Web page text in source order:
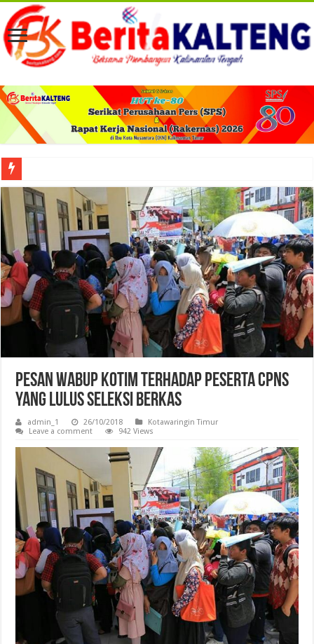
Viral! Selama Dua Bulan Lebih Siltap Serta Tunjangan Pemdes dan BPD di
Pesan Wabup Kotim Terhadap Peserta CPNS
Yang lulus Seleksi Berkas
admin_1 26/10/2018
Kotawaringin Timur
Leave a comment
942 Views